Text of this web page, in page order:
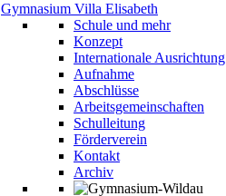
Gymnasium Villa Elisabeth
Schule und mehr
Konzept
Internationale Ausrichtung
Aufnahme
Abschlüsse
Arbeitsgemeinschaften
Schulleitung
Förderverein
Kontakt
Archiv